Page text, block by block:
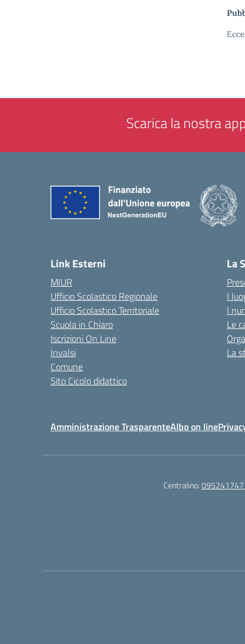
Scarica la nostra
Link Esterni
MIUR
Ufficio Scolastico Regionale
Ufficio Scolastico Territoriale
Scuola in Chiaro
Iscrizioni On Line
Invalsi
Comune
Sito Cicolo didattico
La
I
I
Le
La
Amministrazione TrasparenteAlbo on line
Centralino: